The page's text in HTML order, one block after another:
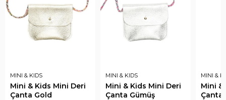
MINI & KIDS
Mini & Kids Mini Deri
Çanta Gold
MINI & KIDS
Mini & Kids Mini Deri
Çanta Gümüş
MINI &
Mini &
Çanta